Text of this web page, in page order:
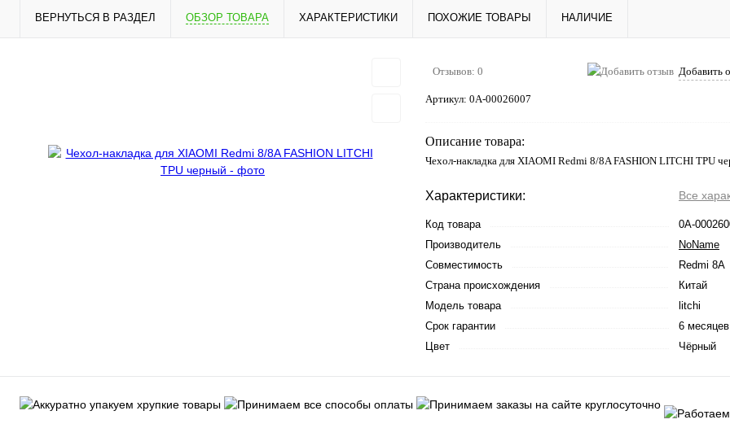
ВЕРНУТЬСЯ В РАЗДЕЛ ОБЗОР ТОВАРА ХАРАКТЕРИСТИКИ ПОХОЖИЕ ТОВАРЫ НАЛИЧИЕ
Отзывов: 0 Добавить
Артикул: 0А-00026007
Описание товара:
Чехол-накладка для XIAOMI Redmi 8/8A FASHION LITCHI TPU
Характеристики: Все
Код товара
0А-
Производитель
NoName
Совместимость
Redmi 8A
Страна происхождения
Китай
Модель товара
litchi
Срок гарантии
6 месяцев
Цвет
Чёрный